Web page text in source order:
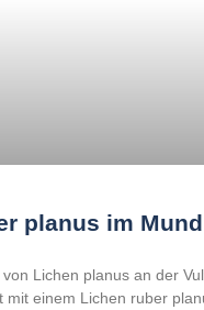
planus im Mund
Lichen planus an der
mit einem Lichen ruber